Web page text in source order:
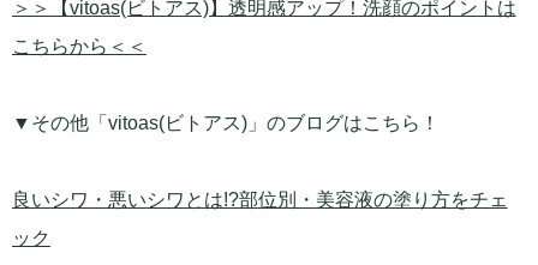
＞＞【vitoas(ビトアス)】透明感アップ！洗顔のポイントは
こちらから＜＜
▼その他「vitoas(ビトアス)」のブログはこちら！
良いシワ・悪いシワとは!?部位別・美容液の塗り方をチェ
ック